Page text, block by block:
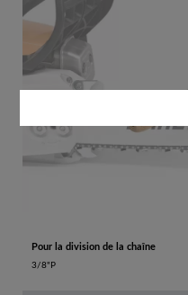
Pour la division de la chaîne
3/8"P